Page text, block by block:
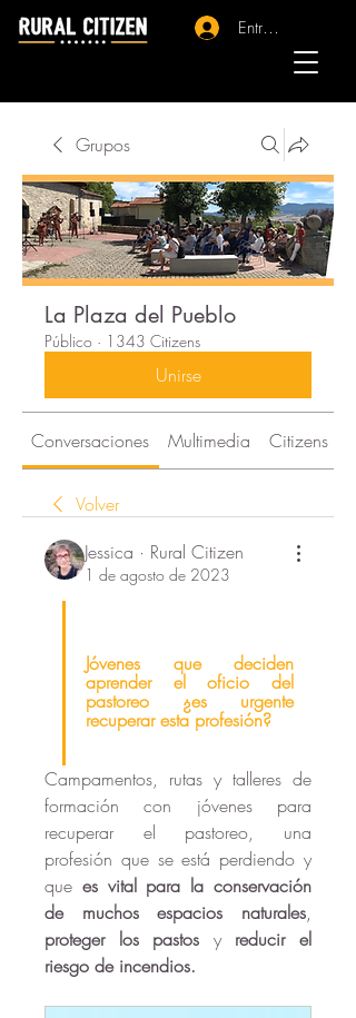
Entrar - Registro
Grupos
La Plaza del Pueblo
Público · 1343 Citizens
Unirse
Conversaciones Multimedia Citizens
Volver
Jessica · Rural Citizen
1 de agosto de 2023
Jóvenes que deciden
aprender el oficio del
pastoreo ¿es urgente
recuperar esta profesión?
Campamentos, rutas y talleres de
formación con jóvenes para
recuperar el pastoreo, una
profesión que se está perdiendo y
que es vital para la conservación
de muchos espacios naturales,
proteger los pastos y reducir el
riesgo de incendios.